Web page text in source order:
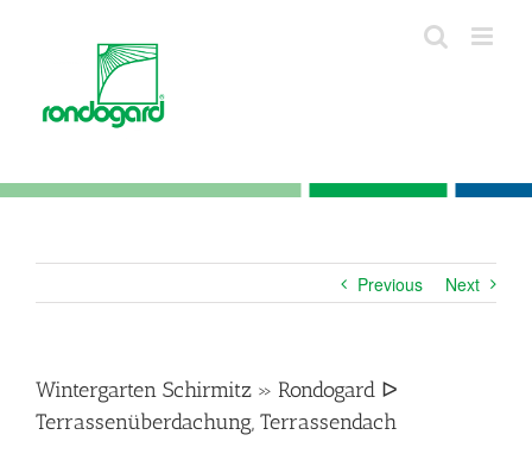
Previous Next
Wintergarten Schirmitz » Rondogard ᐅ
Terrassenüberdachung, Terrassendach